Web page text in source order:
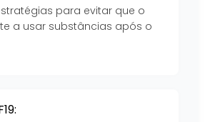
para evitar que o
a usar substâncias após o